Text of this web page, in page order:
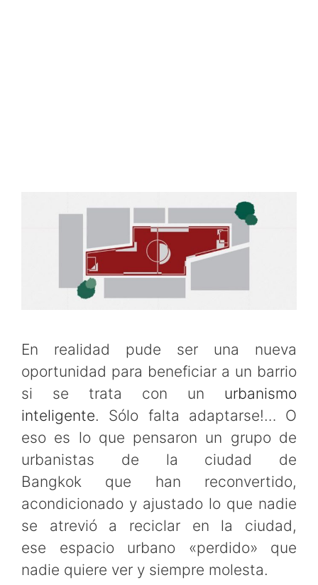
En realidad pude ser una nueva
oportunidad para beneficiar a un barrio
si se trata con un urbanismo
inteligente. Sólo falta adaptarse!… O
eso es lo que pensaron un grupo de
urbanistas de la ciudad de
Bangkok que han reconvertido,
acondicionado y ajustado lo que nadie
se atrevió a reciclar en la ciudad,
ese espacio urbano «perdido» que
nadie quiere ver y siempre molesta.